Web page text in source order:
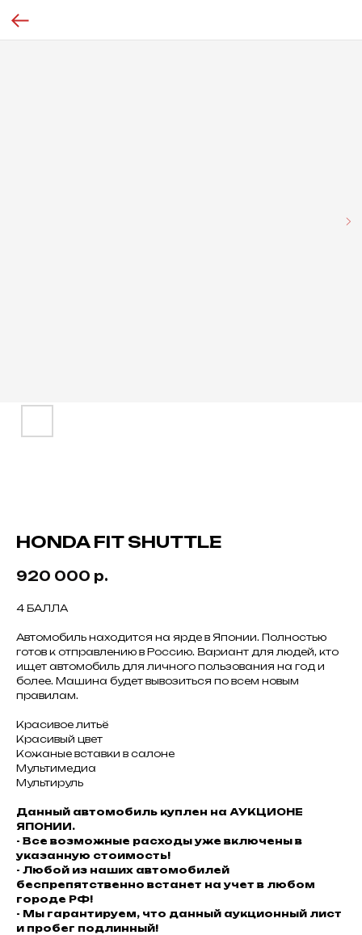
HONDA FIT SHUTTLE
920 000 р.
4 БАЛЛА
Автомобиль находится на ярде в Японии. Полностью
готов к отправлению в Россию. Вариант для людей, кто
ищет автомобиль для личного пользования на год и
более. Машина будет вывозиться по всем новым
правилам.
Красивое литьё
Красивый цвет
Кожаные вставки в салоне
Мультимедиа
Мультируль
Данный автомобиль куплен на АУКЦИОНЕ
ЯПОНИИ.
- Все возможные расходы уже включены в
указанную стоимость!
- Любой из наших автомобилей
беспрепятственно встанет на учет в любом
городе РФ!
- Мы гарантируем, что данный аукционный лист
и пробег подлинный!